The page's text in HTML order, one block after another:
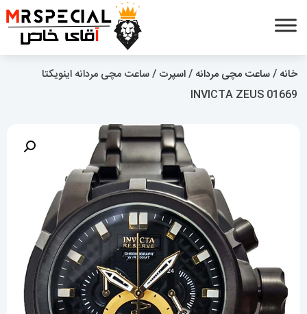
خانه /ساعت مچی مردانه /اسپرت / ساعت مچی مردانه اینویکتا
01669 INVICTA ZEUS